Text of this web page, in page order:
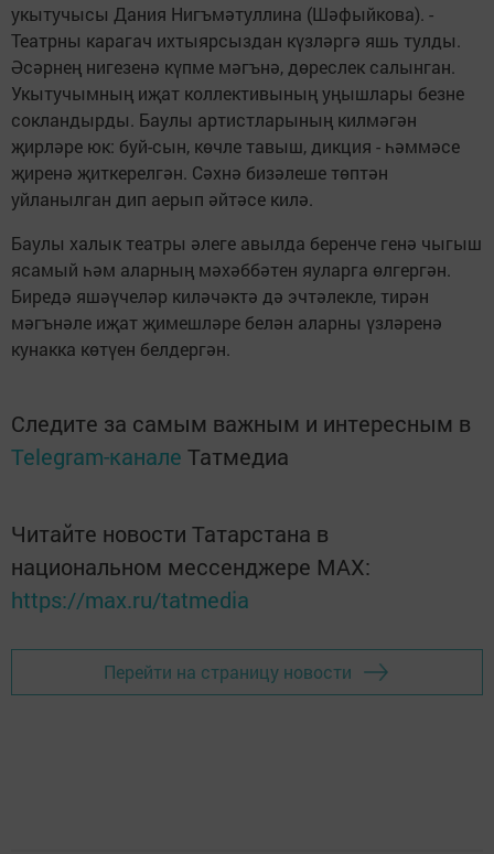
укытучысы Дания Нигъмәтуллина (Шәфыйкова). -
Театрны карагач ихтыярсыздан күзләргә яшь тулды.
Әсәрнең нигезенә күпме мәгънә, дөреслек салынган.
Укытучымның иҗат коллективының уңышлары безне
сокландырды. Баулы артистларының килмәгән
җирләре юк: буй-сын, көчле тавыш, дикция - һәммәсе
җиренә җиткерелгән. Сәхнә бизәлеше төптән
уйланылган дип аерып әйтәсе килә.
Баулы халык театры әлеге авылда беренче генә чыгыш
ясамый һәм аларның мәхәббәтен яуларга өлгергән.
Биредә яшәүчеләр киләчәктә дә эчтәлекле, тирән
мәгънәле иҗат җимешләре белән аларны үзләренә
кунакка көтүен белдергән.
Следите за самым важным и интересным в
Telegram-канале Татмедиа
Читайте новости Татарстана в
национальном мессенджере MАХ:
https://max.ru/tatmedia
Перейти на страницу новости